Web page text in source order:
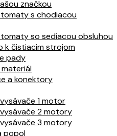
značkou
s chodiacou
so sediacou obsluhou
k čistiacim strojom
pady
a konektory
1 motor
2 motory
3 motory
popol